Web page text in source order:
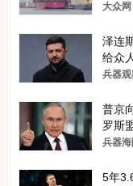
大众网
泽连
给众
和中
兵器观
普京
罗斯
用核
兵器
5年